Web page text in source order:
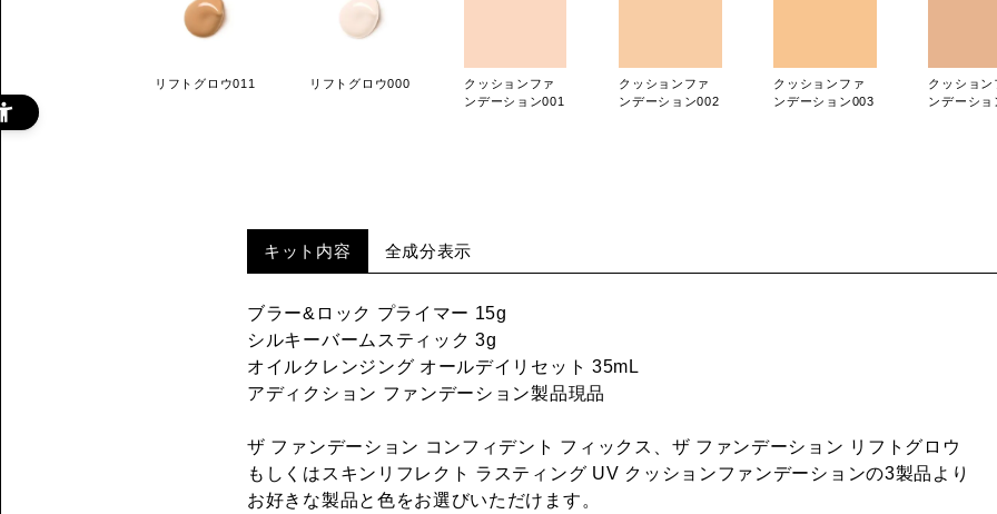
リフトグロウ011 リフトグロウ000
クッションファ
ンデーション001
クッションファ
ンデーション002
クッションファ
ンデーション003
クッション
ンデーショ
キット内容 全成分表示
ブラー&ロック プライマー 15g
シルキーバームスティック 3g
オイルクレンジング オールデイリセット 35mL
アディクション ファンデーション製品現品
ザ ファンデーション コンフィデント フィックス、ザ ファンデーション リフトグロウ
もしくはスキンリフレクト ラスティング UV クッションファンデーションの3製品より
お好きな製品と色をお選びいただけます。